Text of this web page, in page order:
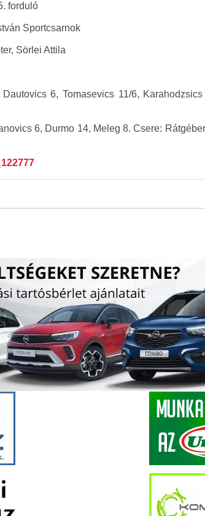
forduló
Sportcsarnok
Sörlei Attila
6, Tomasevics 11/6,
6, Durmo 14, Meleg 8. Csere: